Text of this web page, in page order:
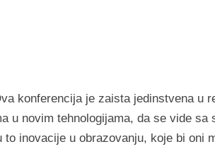
konferencija je zaista jedinstvena u
u novim tehnologijama, da se vide sa
inovacije u obrazovanju, koje bi oni